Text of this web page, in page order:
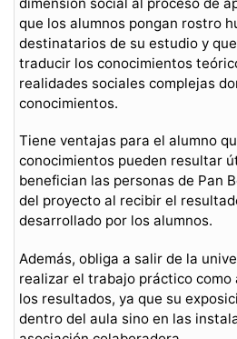
que los alumnos pongan rostro
destinatarios de su estudio y
traducir los conocimientos
realidades sociales complejas
conocimientos.
Tiene ventajas para el alumno
conocimientos pueden resultar
benefician las personas de Pan
del proyecto al recibir el
desarrollado por los alumnos.
Además, obliga a salir de la
realizar el trabajo práctico
los resultados, ya que su
dentro del aula sino en las